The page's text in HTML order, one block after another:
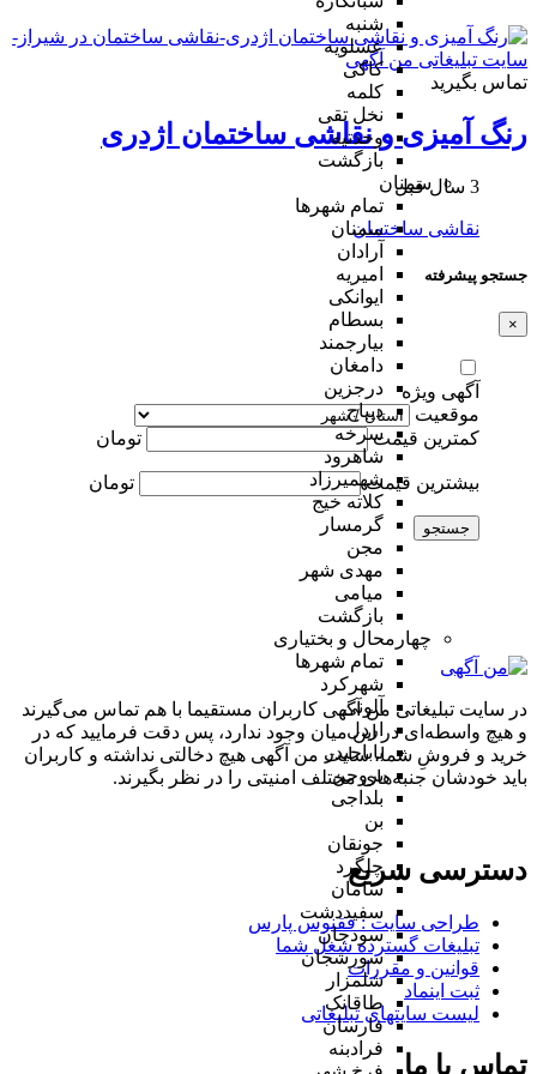
شنبه
عسلویه
کاکی
کلمه
نخل تقی
وحدتیه
بازگشت
سمنان
تمام شهر‌ها
سمنان
آرادان
امیریه
ایوانکی
بسطام
بیارجمند
دامغان
درجزین
دیباج
سرخه
شاهرود
شهمیرزاد
کلاته خیج
گرمسار
مجن
مهدی شهر
میامی
بازگشت
چهارمحال و بختیاری
تمام شهر‌ها
شهرکرد
آلونی
اردل
باباحیدر
بروجن
بلداجی
بن
جونقان
چلگرد
سامان
سفیددشت
سودجان
سورشجان
شلمزار
طاقانک
فارسان
فرادبنه
تماس بگیرید
رنگ آمیزی و نقاشی ساختمان اژدری
3 سال قبل
نقاشی ساختمان
جستجو پیشرفته
×
آگهی ویژه
موقعیت
کمترین قیمت
تومان
بیشترین قیمت تومان
جستجو
در سایت تبلیغاتی من آگهی کاربران مستقیما با هم تماس می‌گیرند
و هیچ واسطه‌ای در این میان وجود ندارد، پس دقت فرمایید که در
خرید و فروشِ شما، سایت من آگهی هیچ دخالتی نداشته و کاربران
باید خودشان جنبه‌های مختلف امنیتی را در نظر بگیرند.
دسترسی سریع
طراحی سایت :‌ ققنوس پارس
تبلیغات گسترده شغل شما
قوانین و مقررات
ثبت اینماد
لیست سایتهای تبلیغاتی
تماس با ما